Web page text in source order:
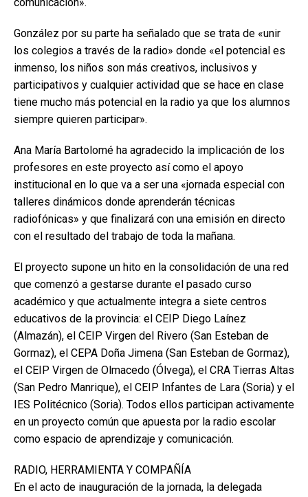
González por su parte ha señalado que se trata de «unir
los colegios a través de la radio» donde «el potencial es
inmenso, los niños son más creativos, inclusivos y
participativos y cualquier actividad que se hace en clase
tiene mucho más potencial en la radio ya que los alumnos
siempre quieren participar».
Ana María Bartolomé ha agradecido la implicación de los
profesores en este proyecto así como el apoyo
institucional en lo que va a ser una «jornada especial con
talleres dinámicos donde aprenderán técnicas
radiofónicas» y que finalizará con una emisión en directo
con el resultado del trabajo de toda la mañana.
El proyecto supone un hito en la consolidación de una red
que comenzó a gestarse durante el pasado curso
académico y que actualmente integra a siete centros
educativos de la provincia: el CEIP Diego Laínez
(Almazán), el CEIP Virgen del Rivero (San Esteban de
Gormaz), el CEPA Doña Jimena (San Esteban de Gormaz),
el CEIP Virgen de Olmacedo (Ólvega), el CRA Tierras Altas
(San Pedro Manrique), el CEIP Infantes de Lara (Soria) y el
IES Politécnico (Soria). Todos ellos participan activamente
en un proyecto común que apuesta por la radio escolar
como espacio de aprendizaje y comunicación.
RADIO, HERRAMIENTA Y COMPAÑÍA
En el acto de inauguración de la jornada, la delegada